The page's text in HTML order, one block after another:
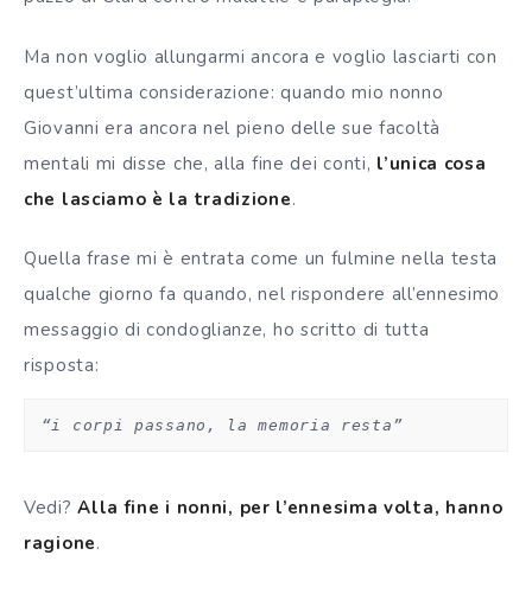
Ma non voglio allungarmi ancora e voglio lasciarti con
quest’ultima considerazione: quando mio nonno
Giovanni era ancora nel pieno delle sue facoltà
mentali mi disse che, alla fine dei conti, l’unica cosa
che lasciamo è la tradizione.
Quella frase mi è entrata come un fulmine nella testa
qualche giorno fa quando, nel rispondere all’ennesimo
messaggio di condoglianze, ho scritto di tutta
risposta:
“i corpi passano, la memoria resta”
Vedi?Alla fine i nonni, per l’ennesima volta, hanno
ragione.